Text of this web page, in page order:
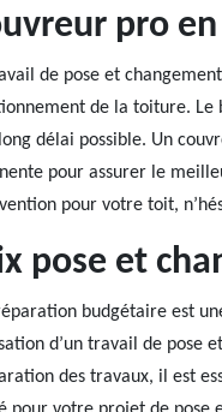
pro
de pose et
de la toiture. Le
délai possible. Un
pour assurer le
pour votre toit,
pose et
budgétaire est
d’un travail de pose
des travaux, il est